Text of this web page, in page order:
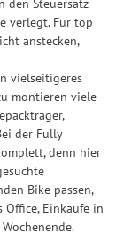
den Steuersatz
verlegt. Für top
anstecken,
vielseitigeres
montieren viele
der Fully
denn hier
Bike passen,
Einkäufe in